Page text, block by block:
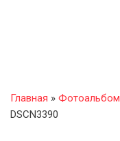
Главная » Фотоальбом
DSCN3390